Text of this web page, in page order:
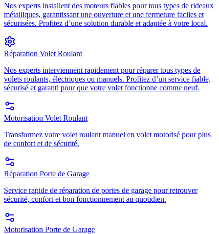
Nos experts installent des moteurs fiables pour tous types de rideaux
métalliques, garantissant une ouverture et une fermeture faciles et
sécurisées. Profitez d’une solution durable et adaptée à votre local.
Réparation Volet Roulant
Nos experts interviennent rapidement pour réparer tous types de
volets roulants, électriques ou manuels. Profitez d’un service fiable,
sécurisé et garanti pour que votre volet fonctionne comme neuf.
Motorisation Volet Roulant
Transformez votre volet roulant manuel en volet motorisé pour plus
de confort et de sécurité.
Réparation Porte de Garage
Service rapide de réparation de portes de garage pour retrouver
sécurité, confort et bon fonctionnement au quotidien.
Motorisation Porte de Garage